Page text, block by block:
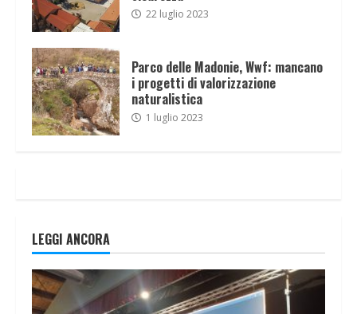
22 luglio 2023
Parco delle Madonie, Wwf: mancano
i progetti di valorizzazione
naturalistica
1 luglio 2023
LEGGI ANCORA